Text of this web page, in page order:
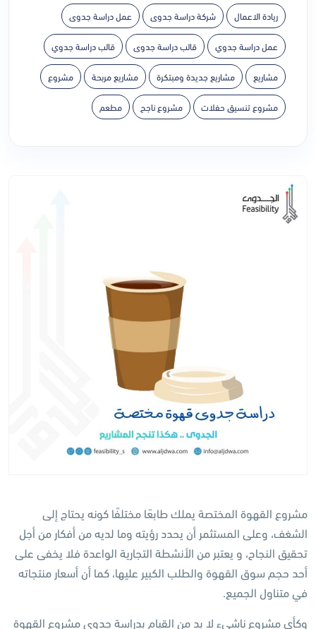
ريادة الاعمال شركة دراسة جدوى عمل دراسة جدوى
عمل دراسة جدوي قالب دراسة جدوى قالب دراسة جدوي
مشاريع مشاريع جديدة ومبتكرة مشاريع مربحة مشروع
مشروع تنسيق حفلات مشروع ناجح مطعم
مشروع القهوة المختصة يملك طابعًا مختلفًا كونه يحتاج إلى
الشغف، وعلى المستثمر أن يحدد رؤيته وما لديه من أفكار من أجل
تحقيق النجاح، و يعتبر من الأنشطة التجارية الواعدة فلا يخفى على
أحد حجم سوق القهوة والطلب الكبير عليها، كما أن أسعار منتجاته
في متناول الجميع.
وكأي مشروع ناشيء لا بد من القيام بدراسة جدوى مشروع القهوة